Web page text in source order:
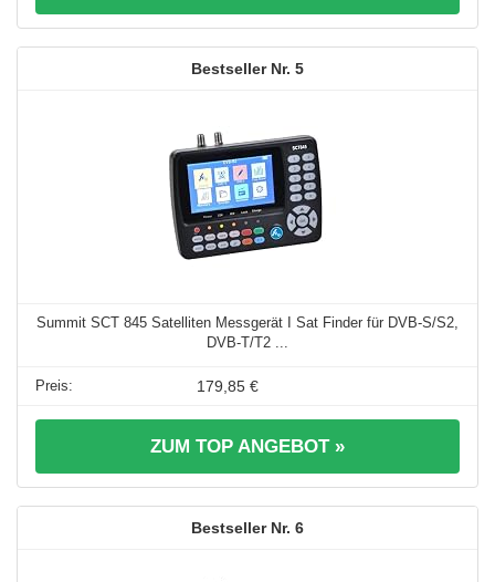
5
Summit SCT 845 Satelliten Messgerät I Sat Finder für DVB-S/S2,
DVB-T/T2 ...
179,85 €
ZUM TOP ANGEBOT »
6